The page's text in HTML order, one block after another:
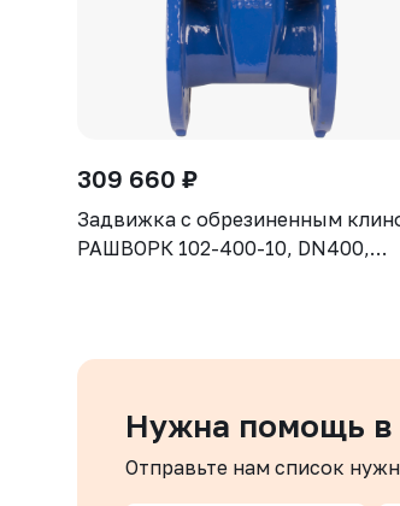
309 660 ₽
Задвижка с обрезиненным
РАШВОРК 102-400-10, DN400,
Нужна помощь в
Отправьте нам список